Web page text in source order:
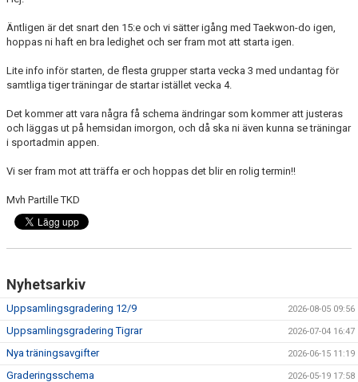
DOKUMENT
TAEKWON-DO
Äntligen är det snart den 15:e och vi sätter igång med Taekwon-do igen,
hoppas ni haft en bra ledighet och ser fram mot att starta igen.
Lite info inför starten, de flesta grupper starta vecka 3 med undantag för
samtliga tiger träningar de startar istället vecka 4.
Det kommer att vara några få schema ändringar som kommer att justeras
och läggas ut på hemsidan imorgon, och då ska ni även kunna se träningar
i sportadmin appen.
Vi ser fram mot att träffa er och hoppas det blir en rolig termin!!
Mvh Partille TKD
Nyhetsarkiv
Uppsamlingsgradering 12/9 2026-08-05 09:56
Uppsamlingsgradering Tigrar 2026-07-04 16:47
Nya träningsavgifter 2026-06-15 11:19
Graderingsschema 2026-05-19 17:58